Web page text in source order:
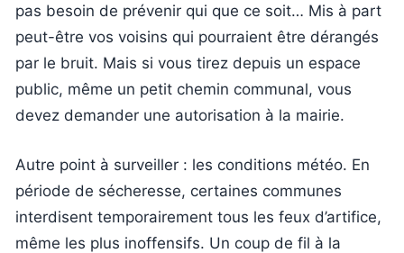
pas besoin de prévenir qui que ce soit… Mis à part
peut-être vos voisins qui pourraient être dérangés
par le bruit. Mais si vous tirez depuis un espace
public, même un petit chemin communal, vous
devez demander une autorisation à la mairie.
Autre point à surveiller : les conditions météo. En
période de sécheresse, certaines communes
interdisent temporairement tous les feux d’artifice,
même les plus inoffensifs. Un coup de fil à la